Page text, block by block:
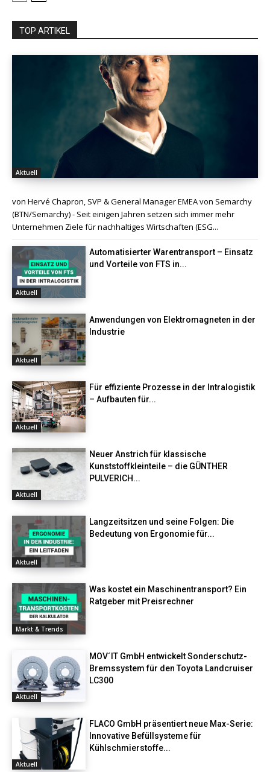
TOP ARTIKEL
Aktuell
von Hervé Chapron, SVP & General Manager EMEA von Semarchy
(BTN/Semarchy) - Seit einigen Jahren setzen sich immer mehr
Unternehmen Ziele für nachhaltiges Wirtschaften (ESG...
Aktuell
Automatisierter Warentransport – Einsatz
und Vorteile von FTS in...
Aktuell
Anwendungen von Elektromagneten in der
Industrie
Aktuell
Für effiziente Prozesse in der Intralogistik
– Aufbauten für...
Aktuell
Neuer Anstrich für klassische
Kunststoffkleinteile – die GÜNTHER
PULVERICH...
Aktuell
Langzeitsitzen und seine Folgen: Die
Bedeutung von Ergonomie für...
Markt & Trends
Was kostet ein Maschinentransport? Ein
Ratgeber mit Preisrechner
Aktuell
MOV´IT GmbH entwickelt Sonderschutz-
Bremssystem für den Toyota Landcruiser
LC300
Aktuell
FLACO GmbH präsentiert neue Max-Serie:
Innovative Befüllsysteme für
Kühlschmierstoffe...